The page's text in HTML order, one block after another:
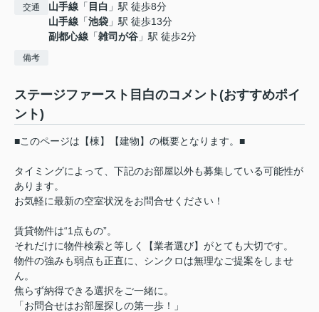
交通 山手線 「 目白 」駅 徒歩8分
山手線 「池袋 」駅 徒歩13分
副都心線 「雑司が谷 」駅 徒歩2分
備考
ステージファースト目白のコメント(おすすめポイ
ント)
■このページは【棟】【建物】の概要となります。■
タイミングによって、下記のお部屋以外も募集している可能性が
あります。
お気軽に最新の空室状況をお問合せください！
賃貸物件は“1点もの”。
それだけに物件検索と等しく【業者選び】がとても大切です。
物件の強みも弱点も正直に、シンクロは無理なご提案をしませ
ん。
焦らず納得できる選択をご一緒に。
「お問合せはお部屋探しの第一歩！」